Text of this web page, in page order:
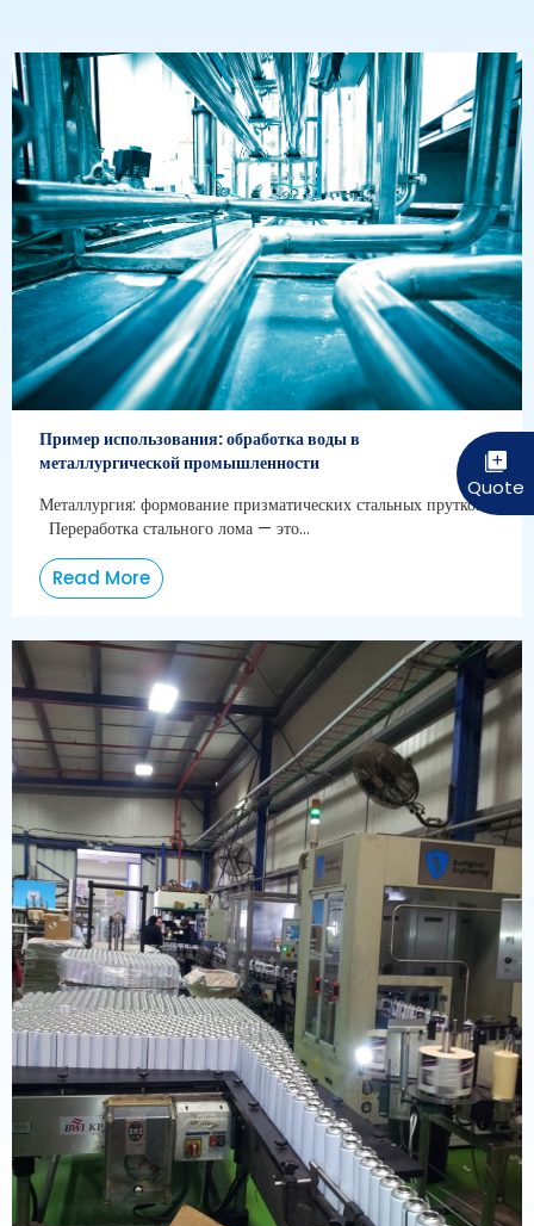
Пример использования: обработка воды в
металлургической промышленности
Металлургия: формование призматических стальных прутков
Переработка стального лома — это...
Read More